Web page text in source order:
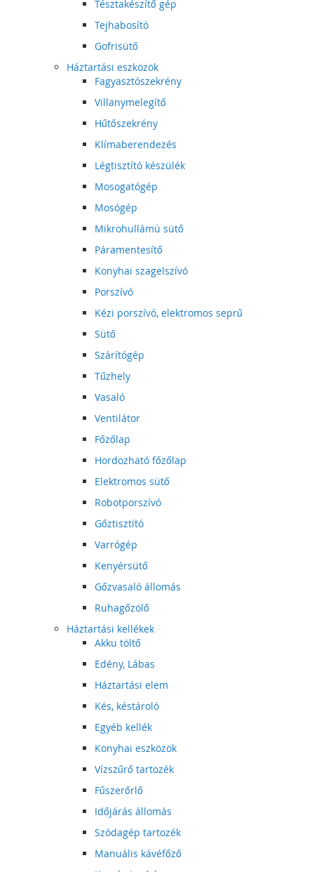
Tésztakészítő gép
Tejhabosító
Gofrisütő
Háztartási eszközök
Fagyasztószekrény
Villanymelegítő
Hűtőszekrény
Klímaberendezés
Légtisztító készülék
Mosogatógép
Mosógép
Mikrohullámú sütő
Páramentesítő
Konyhai szagelszívó
Porszívó
Kézi porszívó, elektromos seprű
Sütő
Szárítógép
Tűzhely
Vasaló
Ventilátor
Főzőlap
Hordozható főzőlap
Elektromos sütő
Robotporszívó
Gőztisztító
Varrógép
Kenyérsütő
Gőzvasaló állomás
Ruhagőzölő
Háztartási kellékek
Akku töltő
Edény, Lábas
Háztartási elem
Kés, késtároló
Egyéb kellék
Konyhai eszközök
Vízszűrő tartozék
Fűszerőrlő
Időjárás állomás
Szódagép tartozék
Manuális kávéfőző